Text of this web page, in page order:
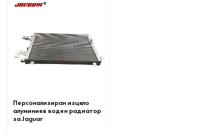
Персонализиран изцяло
алуминиев воден радиатор
за Jaguar